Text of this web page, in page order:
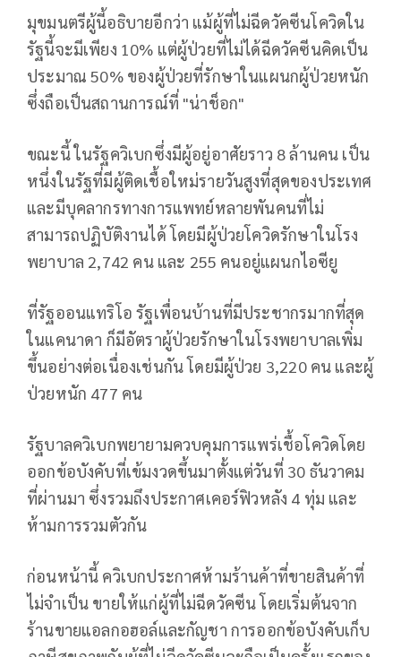
มุขมนตรีผู้นี้อธิบายอีกว่า แม้ผู้ที่ไม่ฉีดวัคซีนโควิดใน
รัฐนี้จะมีเพียง 10% แต่ผู้ป่วยที่ไม่ได้ฉีดวัคซีนคิดเป็น
ประมาณ 50% ของผู้ป่วยที่รักษาในแผนกผู้ป่วยหนัก
ซึ่งถือเป็นสถานการณ์ที่ "น่าช็อก"
ขณะนี้ ในรัฐควิเบกซึ่งมีผู้อยู่อาศัยราว 8 ล้านคน เป็น
หนึ่งในรัฐที่มีผู้ติดเชื้อใหม่รายวันสูงที่สุดของประเทศ
และมีบุคลากรทางการแพทย์หลายพันคนที่ไม่
สามารถปฏิบัติงานได้ โดยมีผู้ป่วยโควิดรักษาในโรง
พยาบาล 2,742 คน และ 255 คนอยู่แผนกไอซียู
ที่รัฐออนแทริโอ รัฐเพื่อนบ้านที่มีประชากรมากที่สุด
ในแคนาดา ก็มีอัตราผู้ป่วยรักษาในโรงพยาบาลเพิ่ม
ขึ้นอย่างต่อเนื่องเช่นกัน โดยมีผู้ป่วย 3,220 คน และผู้
ป่วยหนัก 477 คน
รัฐบาลควิเบกพยายามควบคุมการแพร่เชื้อโควิดโดย
ออกข้อบังคับที่เข้มงวดขึ้นมาตั้งแต่วันที่ 30 ธันวาคม
ที่ผ่านมา ซึ่งรวมถึงประกาศเคอร์ฟิวหลัง 4 ทุ่ม และ
ห้ามการรวมตัวกัน
ก่อนหน้านี้ ควิเบกประกาศห้ามร้านค้าที่ขายสินค้าที่
ไม่จำเป็น ขายให้แก่ผู้ที่ไม่ฉีดวัคซีน โดยเริ่มต้นจาก
ร้านขายแอลกอฮอล์และกัญชา การออกข้อบังคับเก็บ